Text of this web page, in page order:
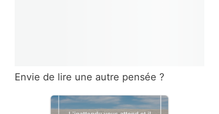
Envie de lire une autre pensée ?